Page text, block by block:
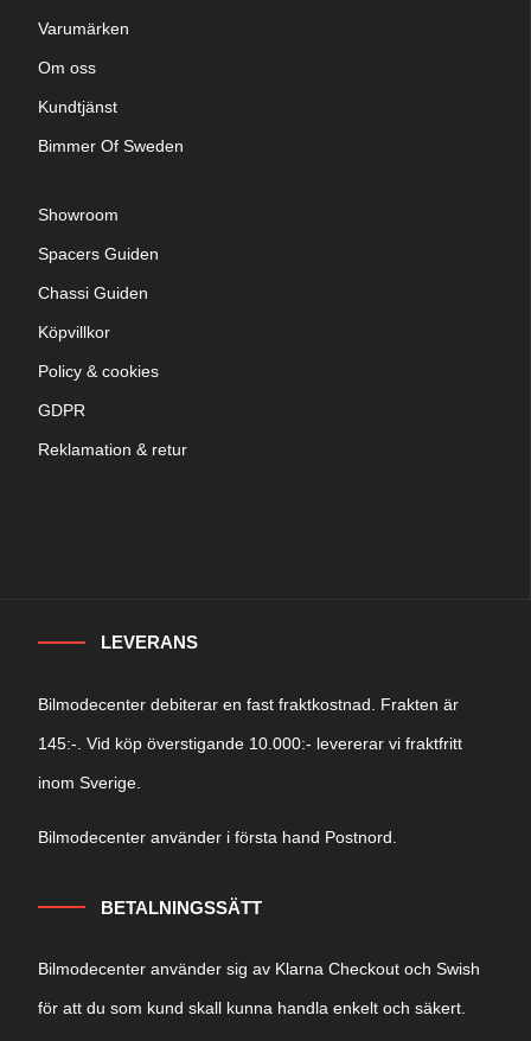
Varumärken
Om oss
Kundtjänst
Bimmer Of Sweden
Showroom
Spacers Guiden
Chassi Guiden
Köpvillkor
Policy & cookies
GDPR
Reklamation & retur
LEVERANS
Bilmodecenter debiterar en fast fraktkostnad. Frakten är
145:-. Vid köp överstigande 10.000:- levererar vi fraktfritt
inom Sverige.
Bilmodecenter använder i första hand Postnord.
BETALNINGSSÄTT
Bilmodecenter använder sig av Klarna Checkout och Swish
för att du som kund skall kunna handla enkelt och säkert.